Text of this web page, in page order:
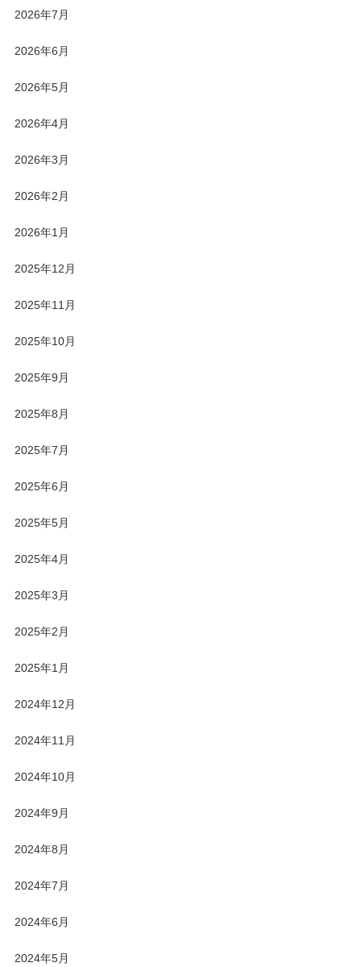
2026年7月
2026年6月
2026年5月
2026年4月
2026年3月
2026年2月
2026年1月
2025年12月
2025年11月
2025年10月
2025年9月
2025年8月
2025年7月
2025年6月
2025年5月
2025年4月
2025年3月
2025年2月
2025年1月
2024年12月
2024年11月
2024年10月
2024年9月
2024年8月
2024年7月
2024年6月
2024年5月